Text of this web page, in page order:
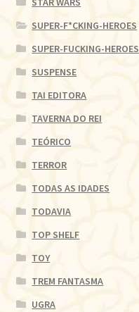
SUPER-F*CKING-HEROES
SUPER-FUCKING-HEROES
SUSPENSE
TAI EDITORA
TAVERNA DO REI
TEÓRICO
TERROR
TODAS AS IDADES
TODAVIA
TOP SHELF
TOY
TREM FANTASMA
UGRA